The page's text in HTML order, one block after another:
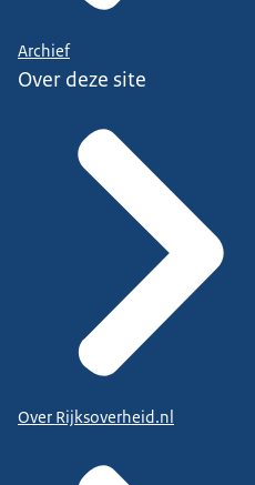
Archief
Over deze site
Over Rijksoverheid.nl